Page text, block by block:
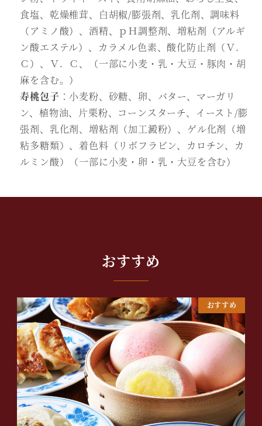
食塩、乾燥椎茸、白胡椒/膨張剤、乳化剤、調味料
（アミノ酸）、酒精、ｐＨ調整剤、増粘剤（アルギ
ン酸エステル）、カラメル色素、酸化防止剤（Ｖ．
Ｃ）、Ｖ．Ｃ、（一部に小麦・乳・大豆・豚肉・胡
麻を含む。）
寿桃包子 ：小麦粉、砂糖、卵、バター、マーガリ
ン、植物油、片栗粉、コーンスターチ、イースト/膨
張剤、乳化剤、増粘剤（加工澱粉）、ゲル化剤（増
粘多糖類）、着色料（リボフラビン、カロチン、カ
ルミン酸）（一部に小麦・卵・乳・大豆を含む）
おすすめ
おすすめ